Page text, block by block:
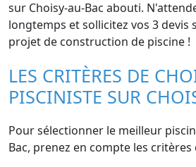
sur Choisy-au-Bac abouti.
longtemps et sollicitez vos 3 devis
projet de construction de piscine !
LES CRITÈRES DE
PISCINISTE SUR
Pour sélectionner le meilleur
Bac, prenez en compte les critères